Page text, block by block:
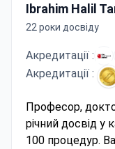
Ibrahim Halil
22 роки досвіду
Акредитації :
Акредитації :
Професор,
річний досвід у
100 процедур.